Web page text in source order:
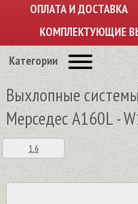
ОПЛАТА И ДОСТАВКА
КОМПЛЕКТУЮЩИЕ
Категории
Выхлопные
Мерседес A160L -
1.6